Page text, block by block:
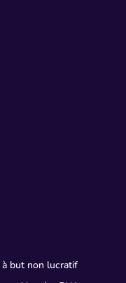
but non lucratif